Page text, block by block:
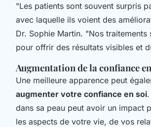
"Les patients sont souvent surpris
avec laquelle ils voient des
Dr. Sophie Martin. "Nos traitements
pour offrir des résultats visibles et
Augmentation de la confiance
Une meilleure apparence peut
augmenter votre confiance en soi
dans sa peau peut avoir un impact
les aspects de votre vie, de vos